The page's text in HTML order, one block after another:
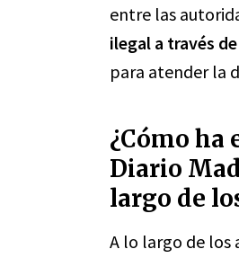
entre las
ilegal a través
para atender la
¿Cómo
Diario
largo de
A lo largo de los